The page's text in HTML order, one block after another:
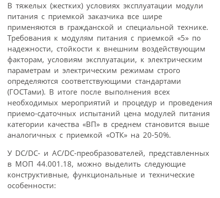
В тяжелых (жестких) условиях эксплуатации модули
питания с приемкой заказчика все шире
применяются в гражданской и специальной технике.
Требования к модулям питания с приемкой «5» по
надежности, стойкости к внешним воздействующим
факторам, условиям эксплуатации, к электрическим
параметрам и электрическим режимам строго
определяются соответствующими стандартами
(ГОСТами). В итоге после выполнения всех
необходимых мероприятий и процедур и проведения
приемо-сдаточных испытаний цена модулей питания
категории качества «ВП» в среднем становится выше
аналогичных с приемкой «ОТК» на 20-50%.
У DC/DC- и AC/DC-преобразователей, представленных
в МОП 44.001.18, можно выделить следующие
конструктивные, функциональные и технические
особенности: